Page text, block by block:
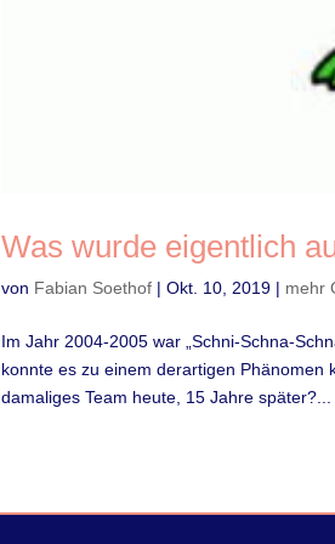
Was wurde eigentlich
von Fabian Soethof |Okt. 10, 2019 | mehr
Im Jahr 2004-2005 war „Schni-Schna-
konnte es zu einem derartigen
damaliges Team heute, 15 Jahre später?...